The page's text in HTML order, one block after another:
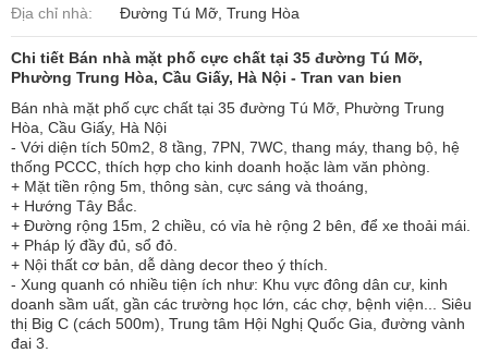
Địa chỉ nhà:
Đường Tú Mỡ, Trung Hòa
Chi tiết Bán nhà mặt phố cực chất tại 35 đường Tú Mỡ,
Phường Trung Hòa, Cầu Giấy, Hà Nội - Tran van bien
Bán nhà mặt phố cực chất tại 35 đường Tú Mỡ, Phường Trung
Hòa, Cầu Giấy, Hà Nội
- Với diện tích 50m2, 8 tầng, 7PN, 7WC, thang máy, thang bộ, hệ
thống PCCC, thích hợp cho kinh doanh hoặc làm văn phòng.
+ Mặt tiền rộng 5m, thông sàn, cực sáng và thoáng,
+ Hướng Tây Bắc.
+ Đường rộng 15m, 2 chiều, có vỉa hè rộng 2 bên, để xe thoải mái.
+ Pháp lý đầy đủ, sổ đỏ.
+ Nội thất cơ bản, dễ dàng decor theo ý thích.
- Xung quanh có nhiều tiện ích như: Khu vực đông dân cư, kinh
doanh sầm uất, gần các trường học lớn, các chợ, bệnh viện... Siêu
thị Big C (cách 500m), Trung tâm Hội Nghị Quốc Gia, đường vành
đai 3.